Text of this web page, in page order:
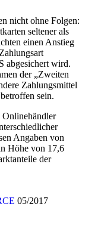
nicht ohne Folgen:
seltener als
einen Anstieg
abgesichert wird.
der „Zweiten
Zahlungsmittel
sein.
Onlinehändler
Angaben von
Höhe von 17,6
der
05/2017